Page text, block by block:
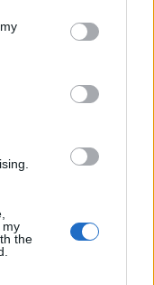
You may click to
third-party tags to
in below Google
my
the
τους
των ηλικιών
ΜΕΤΡΗΣΕΙΣ
,
ΔΙΑΦΗΜΙΣΗ